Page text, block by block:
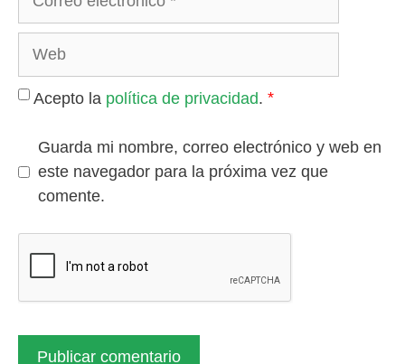
Acepto la política de privacidad. *
Guarda mi nombre, correo electrónico y web en
este navegador para la próxima vez que
comente.